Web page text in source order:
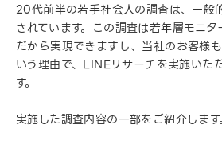
20代前半の若手社会人の調査は、一般
されています。この調査は若年層モニ
だから実現できますし、当社のお客様
いう理由で、LINEリサーチを実施いた
す。
実施した調査内容の一部をご紹介します。